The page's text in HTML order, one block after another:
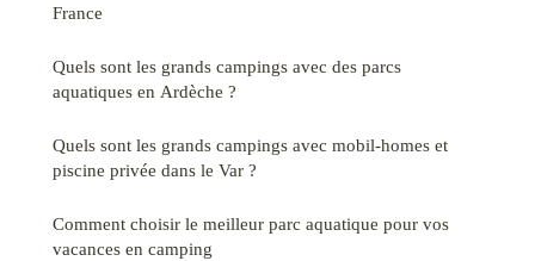
France
Quels sont les grands campings avec des parcs
aquatiques en Ardèche ?
Quels sont les grands campings avec mobil-homes et
piscine privée dans le Var ?
Comment choisir le meilleur parc aquatique pour vos
vacances en camping